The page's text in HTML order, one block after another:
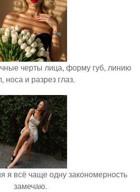
черты лица, форму губ, линию
носа и разрез глаз.
я всё чаще одну закономерность
замечаю.